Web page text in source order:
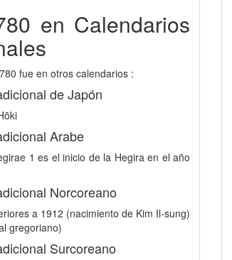
en Calendarios
fue en otros calendarios :
de Japón
Arabe
1 es el inicio de la Hegira en el año
Norcoreano
a 1912 (nacimiento de Kim Il-sung)
gregoriano)
Surcoreano